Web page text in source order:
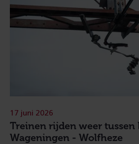
Treinen rijden weer tussen
Wageningen - Wolfheze
17 juni 2026